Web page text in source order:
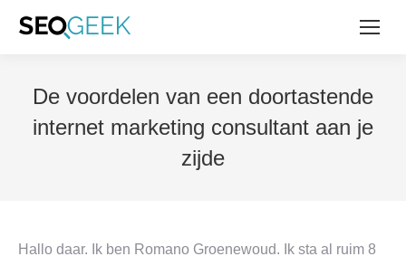
De voordelen van een doortastende
internet marketing consultant aan je
zijde
Hallo daar. Ik ben Romano Groenewoud. Ik sta al ruim 8